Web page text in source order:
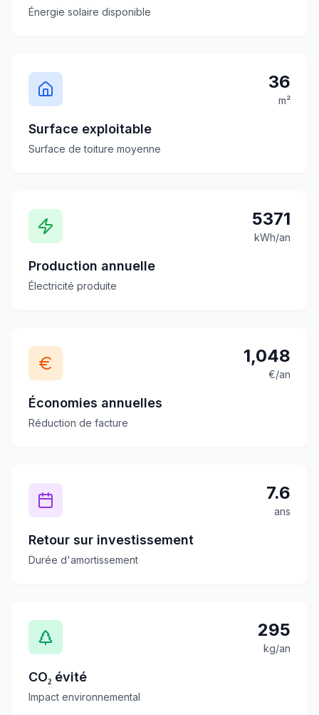
Énergie solaire disponible
36
m²
Surface exploitable
Surface de toiture moyenne
5371
kWh/an
Production annuelle
Électricité produite
1,048
€/an
Économies annuelles
Réduction de facture
7.6
ans
Retour sur investissement
Durée d'amortissement
295
kg/an
CO₂ évité
Impact environnemental